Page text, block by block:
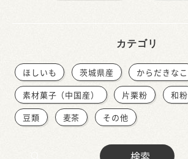
カテゴリ
ほしいも 茨城県産 からだきなこ
素材菓子（中国産）
片栗粉 和粉
豆類
麦茶 その他